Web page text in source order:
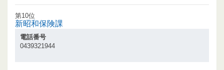
第10位
新昭和保険課
電話番号
0439321944